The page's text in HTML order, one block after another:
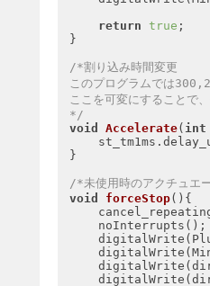
return true ;
}
/*割り込み時間変更
このプログラムでは
ここを可変にすることで
*/
void
Accelerate( int
}
/*未使用時のアクチュエ
void
forceStop() {
    noInterrupts();